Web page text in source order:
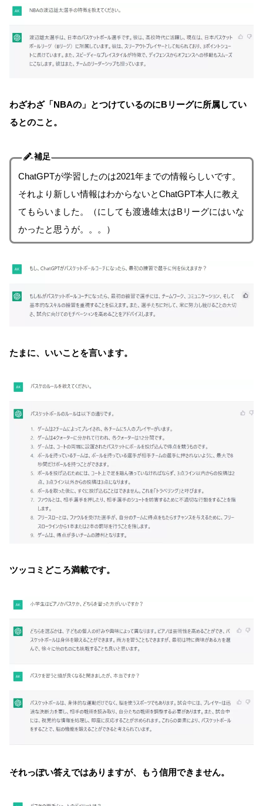
わざわざ「NBAの」とつけているのにBリーグに所属してい
るとのこと。
補足
ChatGPTが学習したのは2021年までの情報らしいです。
それより新しい情報はわからないとChatGPT本人に教え
てもらいました。（にしても渡邊雄太はBリーグにはいな
かったと思うが。。。）
たまに、いいことを言います。
ツッコミどころ満載です。
それっぽい答えではありますが、もう信用できません。